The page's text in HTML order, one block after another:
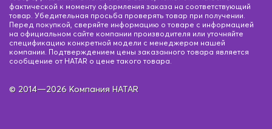
фактической к моменту оформления заказа на соответствующий
товар. Убедительная просьба проверять товар при получении.
Перед покупкой, сверяйте информацию о товаре с информацией
на официальном сайте компании производителя или уточняйте
спецификацию конкретной модели с менеджером нашей
компании. Подтверждением цены заказанного товара является
сообщение от HATAR о цене такого товара.
© 2014—2026 Компания HATAR